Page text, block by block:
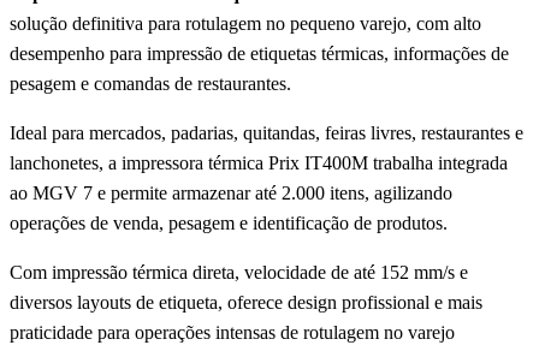
solução definitiva para rotulagem no pequeno varejo, com alto
desempenho para impressão de etiquetas térmicas, informações de
pesagem e comandas de restaurantes.
Ideal para mercados, padarias, quitandas, feiras livres, restaurantes e
lanchonetes, a impressora térmica Prix IT400M trabalha integrada
ao MGV 7 e permite armazenar até 2.000 itens, agilizando
operações de venda, pesagem e identificação de produtos.
Com impressão térmica direta, velocidade de até 152 mm/s e
diversos layouts de etiqueta, oferece design profissional e mais
praticidade para operações intensas de rotulagem no varejo